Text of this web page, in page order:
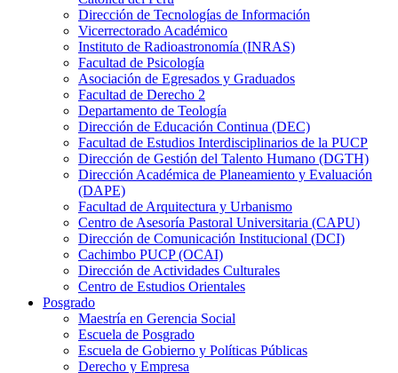
Dirección de Tecnologías de Información
Vicerrectorado Académico
Instituto de Radioastronomía (INRAS)
Facultad de Psicología
Asociación de Egresados y Graduados
Facultad de Derecho 2
Departamento de Teología
Dirección de Educación Continua (DEC)
Facultad de Estudios Interdisciplinarios de la PUCP
Dirección de Gestión del Talento Humano (DGTH)
Dirección Académica de Planeamiento y Evaluación
(DAPE)
Facultad de Arquitectura y Urbanismo
Centro de Asesoría Pastoral Universitaria (CAPU)
Dirección de Comunicación Institucional (DCI)
Cachimbo PUCP (OCAI)
Dirección de Actividades Culturales
Centro de Estudios Orientales
Posgrado
Maestría en Gerencia Social
Escuela de Posgrado
Escuela de Gobierno y Políticas Públicas
Derecho y Empresa